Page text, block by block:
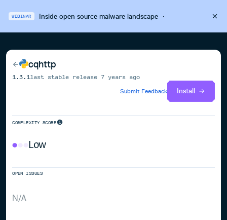
WEBINAR Inside open source malware landscape·
cqhttp
1.3.1 last stable release 7 years ago
Submit Feedback
Install
COMPLEXITY SCORE
Low
OPEN ISSUES
N/A